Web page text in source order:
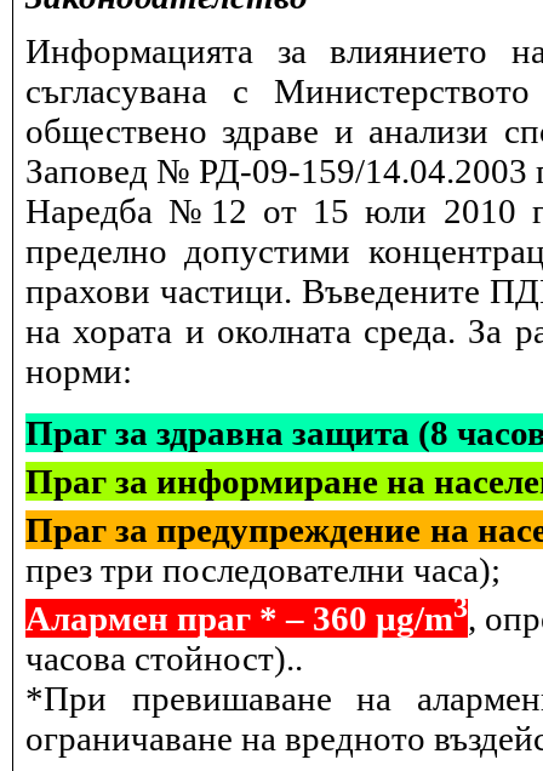
Информацията за влиянието
съгласувана с
обществено здраве и анализи
Заповед № РД-09-159/14.04.2003
Наредба №12 от 15 юли 2010
пределно допустими
прахови частици. Въведените
на хората и околната среда. За
норми:
Праг за здравна защита (8
Праг за информиране на
Праг за предупреждение на
през три последователни часа);
Алармен праг * – 360 µg/m3,
часова стойност)..
*При превишаване на
ограничаване на вредното